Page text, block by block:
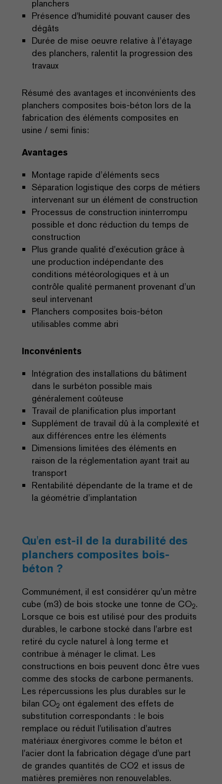
planchers
Présence d'humidité pouvant causer des
dégâts
Durée de mise oeuvre relative à l’étayage
des planchers, ralentit la progression des
travaux
Résumé des avantages et inconvénients des
planchers composites bois-béton lors de la
fabrication des éléments composites en
usine / semi finis:
Avantages
Montage rapide d’éléments secs
Séparation logistique des corps de métiers
intervenant sur un élément de construction
Processus de construction ininterrompu
possible et donc réduction du temps de
construction
Plus grande qualité d'exécution grâce à
une production indépendante des
conditions météorologiques et à un
contrôle qualité permanent provenant d’un
seul intervenant
Planchers composites bois-béton
utilisables comme abri
Inconvénients
Intégration des installations du bâtiment
dans le surbéton possible mais
généralement coûteuse
Travail de planification plus important
Supplément de travail dû à la complexité et
aux différences entre les éléments
Dimensions limitées des éléments en
raison de la réglementation ayant trait au
transport
Rentabilité dépendante de la trame et de
la géométrie d’implantation
Qu'en est-il de la durabilité des
planchers composites bois-
béton ?
Communément, il est considérer qu’un mètre
cube (m3) de bois stocke une tonne de CO2.
Lorsque ce bois est utilisé pour des produits
durables, le carbone stocké dans l'arbre est
retiré du cycle naturel à long terme et
contribue à ménager le climat. Les
constructions en bois peuvent donc être vues
comme des stocks de carbone permanents.
Les répercussions les plus durables sur le
bilan CO2 ont également des effets de
substitution correspondants : le bois
remplace ou réduit l'utilisation d'autres
matériaux énergivores comme le béton et
l'acier dont la fabrication dégage d'une part
de grandes quantités de CO2 et issus de
matières premières non renouvelables.